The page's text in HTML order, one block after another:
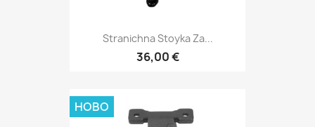
Stranichna Stoyka Za...
36,00 €
НОВО